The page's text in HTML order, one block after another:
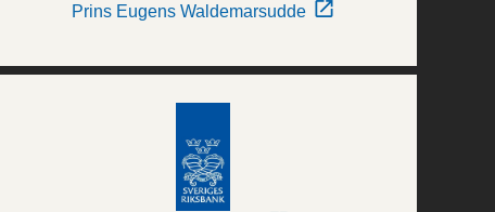
Prins Eugens Waldemarsudde